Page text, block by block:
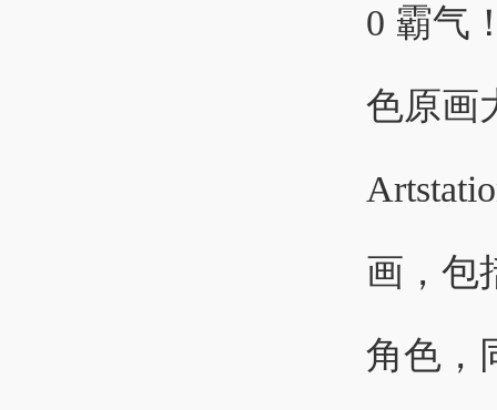
0
色原画
画，包
角色，